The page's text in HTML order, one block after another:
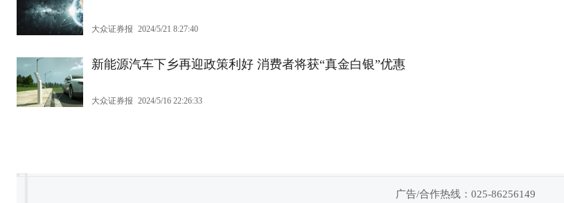
大众证券报 2024/5/21 8:27:40
新能源汽车下乡再迎政策利好 消费者将获“真金白银”优惠
大众证券报 2024/5/16 22:26:33
广告/合作热线：025-86256149